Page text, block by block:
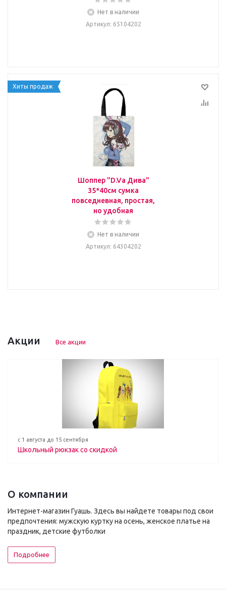
Нет в наличии
Артикул: 65104202
Хиты продаж
Шоппер "D.Va Дива"
35*40см сумка
повседневная, простая,
но удобная
Нет в наличии
Артикул: 64304202
Акции Все акции
с 1 августа до 15 сентября
Школьный рюкзак со скидкой
О компании
Интернет-магазин Гуашь. Здесь вы найдете товары под свои
предпочтения: мужскую куртку на осень, женское платье на
праздник, детские футболки
Подробнее